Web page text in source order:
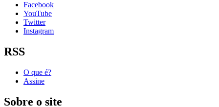
Facebook
YouTube
Twitter
Instagram
RSS
O que é?
Assine
Sobre o site